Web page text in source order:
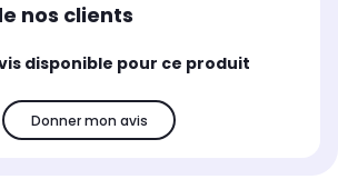
nos clients
disponible pour ce produit
Donner mon avis